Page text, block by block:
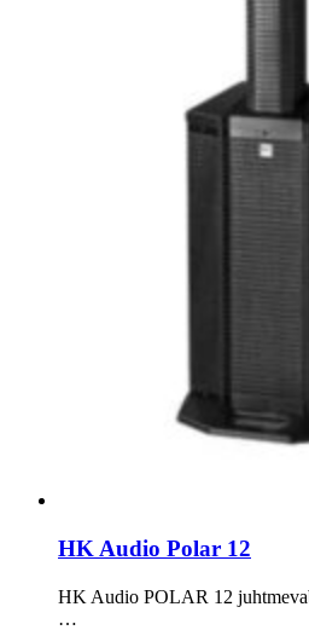
HK Audio Polar 12
HK Audio POLAR 12
…